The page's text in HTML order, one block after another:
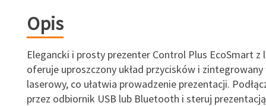
Opis
Elegancki i prosty prezenter Control Plus EcoSmart z
oferuje uproszczony układ przycisków i
laserowy, co ułatwia prowadzenie prezentacji.
przez odbiornik USB lub Bluetooth i steruj